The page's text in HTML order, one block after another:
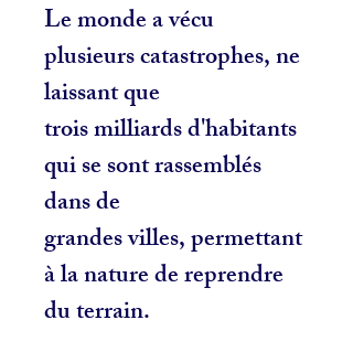
Le monde a vécu
plusieurs catastrophes, ne
laissant que
trois milliards d'habitants
qui se sont rassemblés
dans de
grandes villes, permettant
à la nature de reprendre
du terrain.